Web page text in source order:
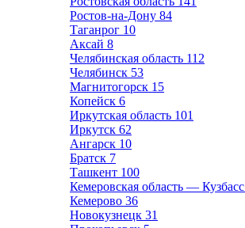
Ростов-на-Дону 84
Таганрог 10
Аксай 8
Челябинская область 112
Челябинск 53
Магнитогорск 15
Копейск 6
Иркутская область 101
Иркутск 62
Ангарск 10
Братск 7
Ташкент 100
Кемеровская область — Кузбасс
Кемерово 36
Новокузнецк 31